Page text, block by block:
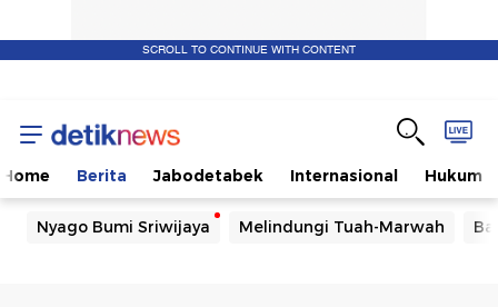
SCROLL TO CONTINUE WITH CONTENT
Home Berita Jabodetabek Internasional Hukum
Nyago Bumi Sriwijaya Melindungi Tuah-Marwah